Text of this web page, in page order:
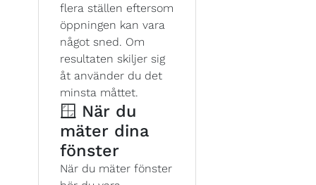
flera ställen eftersom
öppningen kan vara
något sned. Om
resultaten skiljer sig
åt använder du det
minsta måttet.
🪟 När du
mäter dina
fönster
När du mäter fönster